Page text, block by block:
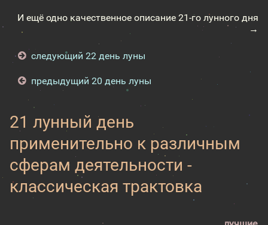
И ещё одно качественное описание 21-го лунного дня
→
следующий 22 день луны
предыдущий 20 день луны
21 лунный день
применительно к различным
сферам деятельности -
классическая трактовка